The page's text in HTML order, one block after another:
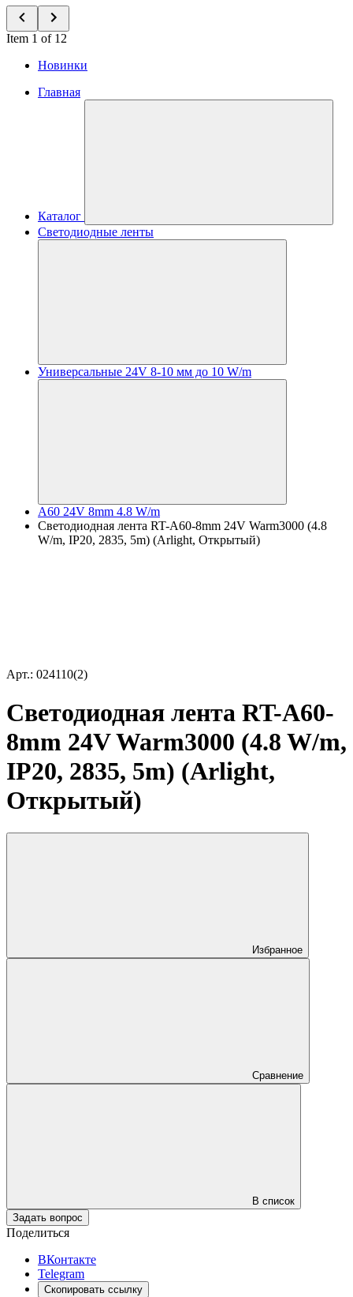
Item 1 of 12
Новинки
Главная
Каталог
Светодиодные ленты
Универсальные 24V 8-10 мм до 10 W/m
A60 24V 8mm 4.8 W/m
Светодиодная лента RT-A60-8mm 24V Warm3000 (4.8
W/m, IP20, 2835, 5m) (Arlight, Открытый)
Арт.: 024110(2)
Светодиодная лента RT-A60-
8mm 24V Warm3000 (4.8 W/m,
IP20, 2835, 5m) (Arlight,
Открытый)
Избранное
Сравнение
В список
Задать вопрос
Поделиться
ВКонтакте
Telegram
Скопировать ссылку